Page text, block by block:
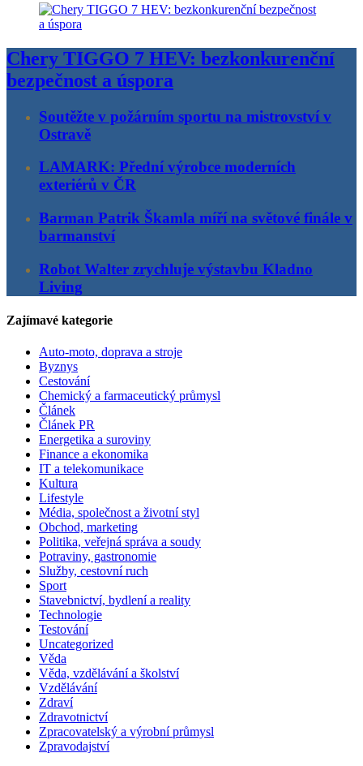
Chery TIGGO 7 HEV: bezkonkurenční
bezpečnost a úspora
Soutěžte v požárním sportu na mistrovství v
Ostravě
LAMARK: Přední výrobce moderních
exteriérů v ČR
Barman Patrik Škamla míří na světové finále v
barmanství
Robot Walter zrychluje výstavbu Kladno
Living
Zajímavé kategorie
Auto-moto, doprava a stroje
Byznys
Cestování
Chemický a farmaceutický průmysl
Článek
Článek PR
Energetika a suroviny
Finance a ekonomika
IT a telekomunikace
Kultura
Lifestyle
Média, společnost a životní styl
Obchod, marketing
Politika, veřejná správa a soudy
Potraviny, gastronomie
Služby, cestovní ruch
Sport
Stavebnictví, bydlení a reality
Technologie
Testování
Uncategorized
Věda
Věda, vzdělávání a školství
Vzdělávání
Zdraví
Zdravotnictví
Zpracovatelský a výrobní průmysl
Zpravodajství